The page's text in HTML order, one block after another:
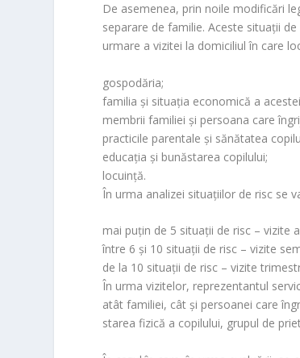
De asemenea, prin noile modificări
separare de familie. Aceste situații
urmare a vizitei la domiciliul în care
gospodăria;
familia și situația economică a
membrii familiei și persoana care
practicile parentale și sănătatea
educația și bunăstarea copilului;
locuință.
În urma analizei situaţiilor de risc se
mai puțin de 5 situații de risc – vizite
între 6 şi 10 situaţii de risc – vizite
de la 10 situaţii de risc – vizite
În urma vizitelor, reprezentantul
atât familiei, cât și persoanei care
starea fizică a copilului, grupul de